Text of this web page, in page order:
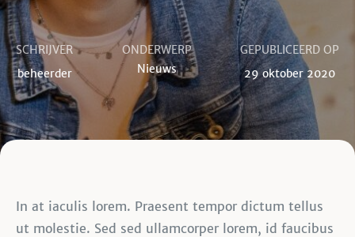
SCHRIJVER
beheerder
ONDERWERP
Nieuws
GEPUBLICEERD OP
29 oktober 2020
In at iaculis lorem. Praesent tempor dictum tellus
ut molestie. Sed sed ullamcorper lorem, id faucibus